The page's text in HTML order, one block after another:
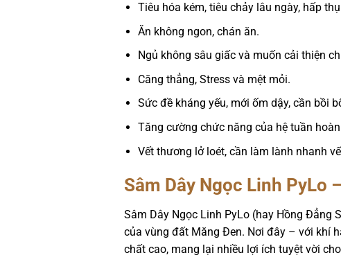
Tiêu hóa kém, tiêu chảy lâu ngày, hấp
Ăn không ngon, chán ăn.
Ngủ không sâu giấc và muốn cải thiện
Căng thẳng, Stress và mệt mỏi.
Sức đề kháng yếu, mới ốm dậy, cần bồi
Tăng cường chức năng của hệ tuần
Vết thương lở loét, cần làm lành nhanh
Sâm Dây Ngọc Linh PyLo
Sâm Dây Ngọc Linh PyLo (hay Hồng Đẳng
của vùng đất Măng Đen. Nơi đây – với khí
chất cao, mang lại nhiều lợi ích tuyệt vời